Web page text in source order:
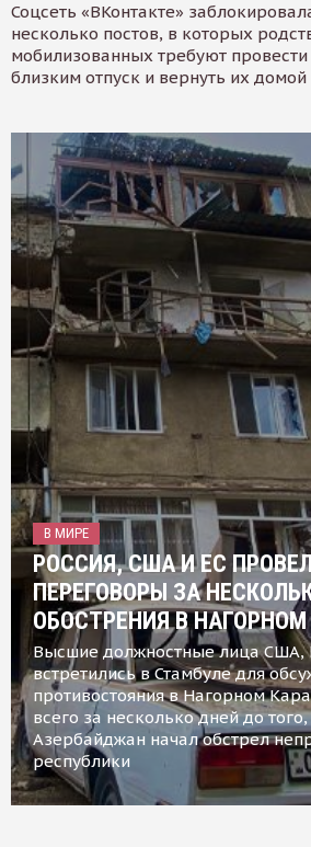
Соцсеть «ВКонтакте»
несколько постов, в которых
мобилизованных требуют
близким отпуск и вернуть их домой
В МИРЕ
РОССИЯ, США И ЕС
ПЕРЕГОВОРЫ ЗА
ОБОСТРЕНИЯ В НАГОРНОМ
Высшие должностные лица США,
встретились в Стамбуле для
противостояния в Нагорном
всего за несколько дней до
Азербайджан начал обстрел
республики